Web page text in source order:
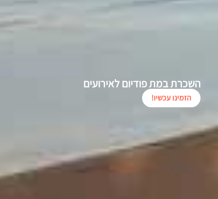
השכרת במת פודיום לאירועים
הזמינו עכשיו!